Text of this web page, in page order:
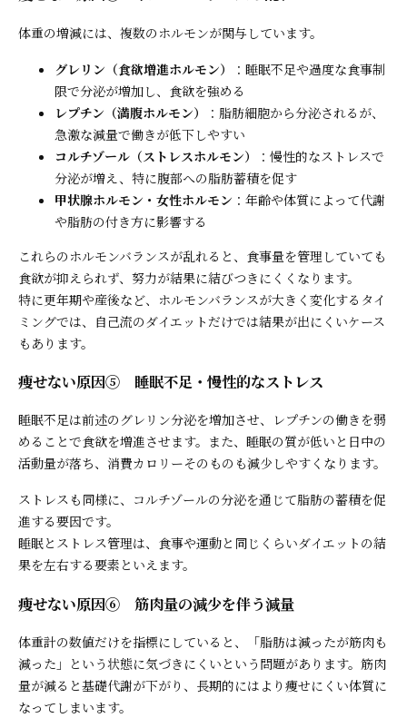
体重の増減には、複数のホルモンが関与しています。
グレリン（食欲増進ホルモン）
：睡眠不足や過度な食事制
限で分泌が増加し、食欲を強める
レプチン（満腹ホルモン）
：脂肪細胞から分泌されるが、
急激な減量で働きが低下しやすい
コルチゾール（ストレスホルモン）
：慢性的なストレスで
分泌が増え、特に腹部への脂肪蓄積を促す
甲状腺ホルモン・女性ホルモン ：年齢や体質によって代謝
や脂肪の付き方に影響する
これらのホルモンバランスが乱れると、食事量を管理していても
食欲が抑えられず、努力が結果に結びつきにくくなります。
特に更年期や産後など、ホルモンバランスが大きく変化するタイ
ミングでは、自己流のダイエットだけでは結果が出にくいケース
もあります。
痩せない原因⑤ 睡眠不足・慢性的なストレス
睡眠不足は前述のグレリン分泌を増加させ、レプチンの働きを弱
めることで食欲を増進させます。また、睡眠の質が低いと日中の
活動量が落ち、消費カロリーそのものも減少しやすくなります。
ストレスも同様に、コルチゾールの分泌を通じて脂肪の蓄積を促
進する要因です。
睡眠とストレス管理は、食事や運動と同じくらいダイエットの結
果を左右する要素といえます。
痩せない原因⑥ 筋肉量の減少を伴う減量
体重計の数値だけを指標にしていると、「脂肪は減ったが筋肉も
減った」という状態に気づきにくいという問題があります。筋肉
量が減ると基礎代謝が下がり、長期的にはより痩せにくい体質に
なってしまいます。